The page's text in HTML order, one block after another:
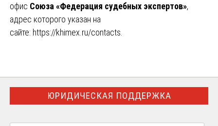
офис Союза «Федерация судебных экспертов»,
адрес которого указан на
сайте: https://khimex.ru/contacts
ЮРИДИЧЕСКАЯ ПОДДЕРЖКА